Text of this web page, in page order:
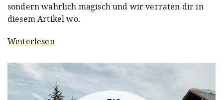
sondern wahrlich magisch und wir verraten dir in
diesem Artikel wo.
Weiterlesen